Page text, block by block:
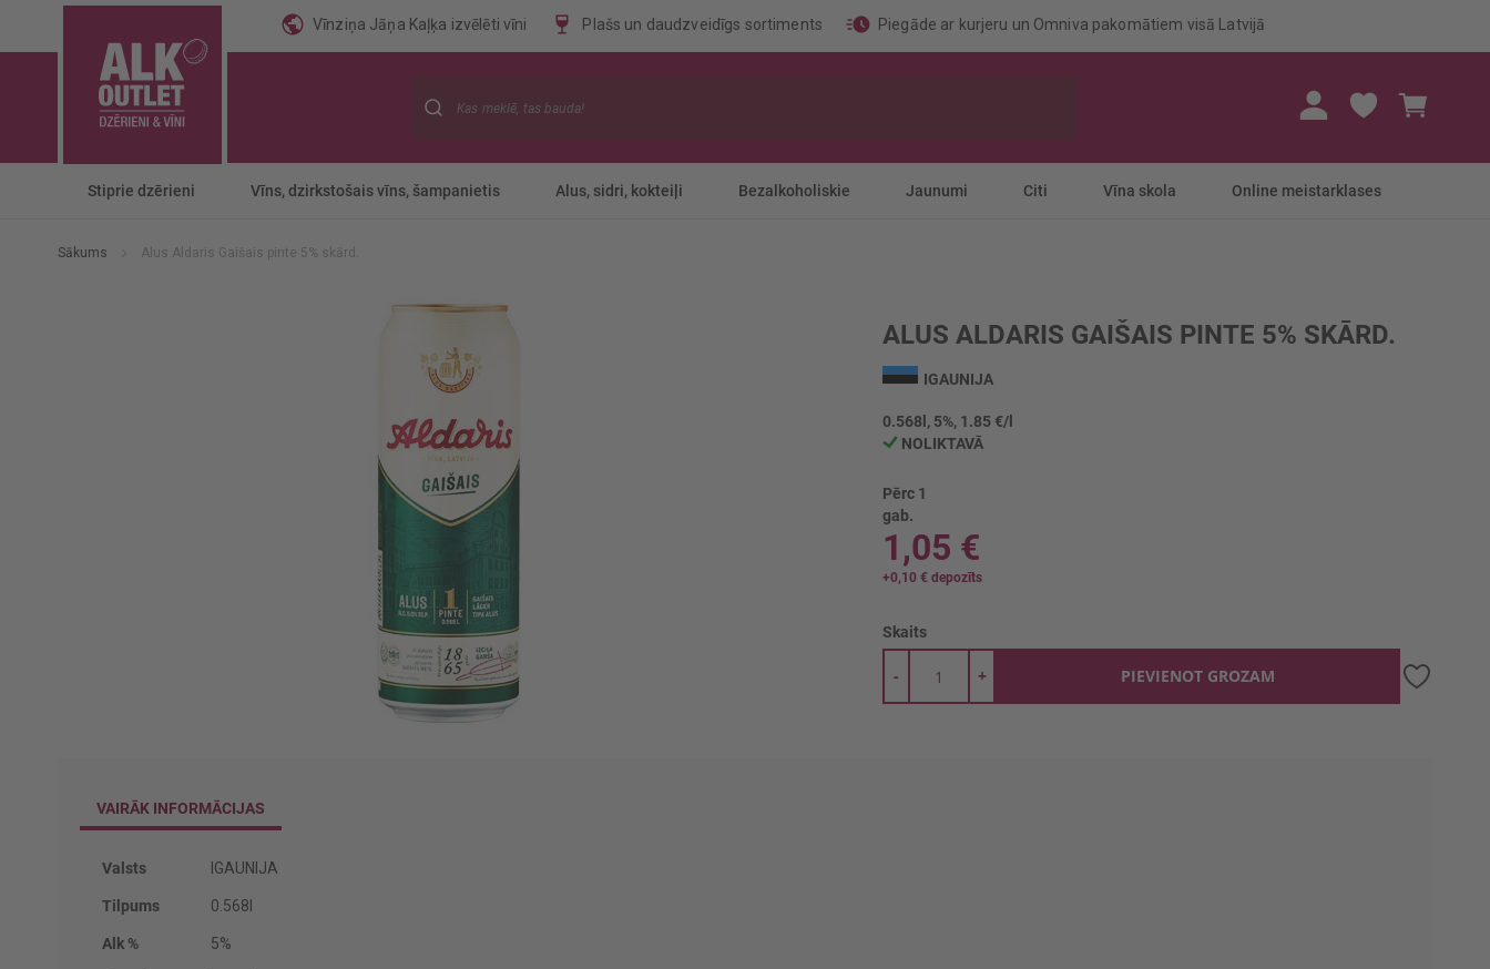
Vīnziņa Jāņa Kaļķa izvēlēti vīni Plašs un daudzveidīgs sortiments Piegāde ar kurjeru un Omniva pakomātiem visā Latvijā
Stiprie dzērieni Vīns, dzirkstošais vīns, šampanietis Alus, sidri, kokteiļi Bezalkoholiskie Jaunumi Citi Vīna skola Online meistarklases
Sākums Alus Aldaris Gaišais pinte 5% skārd.
ALUS ALDARIS GAIŠAIS PINTE 5% SKĀRD.
sākumu
IGAUNIJA
0.568l, 5%, 1.85 €/l
NOLIKTAVĀ
Pērc 1
gab.
1,05 €
+0,10 € depozīts
Skaits
+
- PIEVIENOT GROZAM
VAIRĀK INFORMĀCIJAS
Vairāk
Valsts IGAUNIJA
Tilpums 0.568l
Alk % 5%